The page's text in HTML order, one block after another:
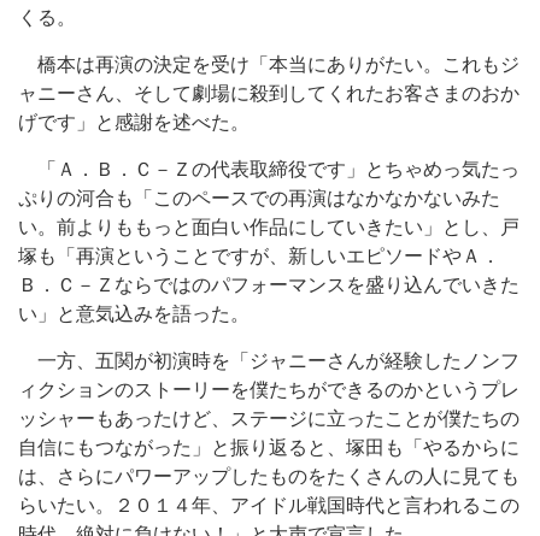
くる。
橋本は再演の決定を受け「本当にありがたい。これもジ
ャニーさん、そして劇場に殺到してくれたお客さまのおか
げです」と感謝を述べた。
「Ａ．Ｂ．Ｃ－Ｚの代表取締役です」とちゃめっ気たっ
ぷりの河合も「このペースでの再演はなかなかないみた
い。前よりももっと面白い作品にしていきたい」とし、戸
塚も「再演ということですが、新しいエピソードやＡ．
Ｂ．Ｃ－Ｚならではのパフォーマンスを盛り込んでいきた
い」と意気込みを語った。
一方、五関が初演時を「ジャニーさんが経験したノンフ
ィクションのストーリーを僕たちができるのかというプレ
ッシャーもあったけど、ステージに立ったことが僕たちの
自信にもつながった」と振り返ると、塚田も「やるからに
は、さらにパワーアップしたものをたくさんの人に見ても
らいたい。２０１４年、アイドル戦国時代と言われるこの